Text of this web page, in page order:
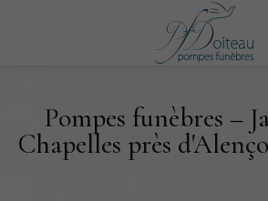
Pompes funèbres –
Chapelles près